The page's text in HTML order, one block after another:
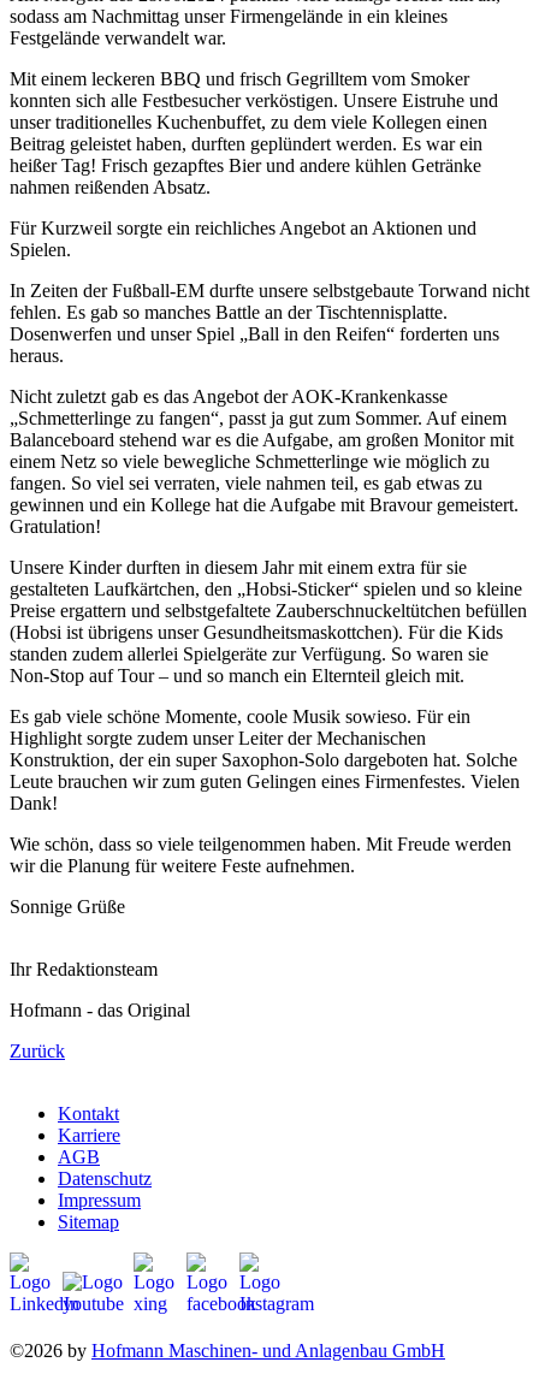
sodass am Nachmittag unser Firmengelände in ein kleines
Festgelände verwandelt war.
Mit einem leckeren BBQ und frisch Gegrilltem vom Smoker
konnten sich alle Festbesucher verköstigen. Unsere Eistruhe und
unser traditionelles Kuchenbuffet, zu dem viele Kollegen einen
Beitrag geleistet haben, durften geplündert werden. Es war ein
heißer Tag! Frisch gezapftes Bier und andere kühlen Getränke
nahmen reißenden Absatz.
Für Kurzweil sorgte ein reichliches Angebot an Aktionen und
Spielen.
In Zeiten der Fußball-EM durfte unsere selbstgebaute Torwand nicht
fehlen. Es gab so manches Battle an der Tischtennisplatte.
Dosenwerfen und unser Spiel „Ball in den Reifen“ forderten uns
heraus.
Nicht zuletzt gab es das Angebot der AOK-Krankenkasse
„Schmetterlinge zu fangen“, passt ja gut zum Sommer. Auf einem
Balanceboard stehend war es die Aufgabe, am großen Monitor mit
einem Netz so viele bewegliche Schmetterlinge wie möglich zu
fangen. So viel sei verraten, viele nahmen teil, es gab etwas zu
gewinnen und ein Kollege hat die Aufgabe mit Bravour gemeistert.
Gratulation!
Unsere Kinder durften in diesem Jahr mit einem extra für sie
gestalteten Laufkärtchen, den „Hobsi-Sticker“ spielen und so kleine
Preise ergattern und selbstgefaltete Zauberschnuckeltütchen befüllen
(Hobsi ist übrigens unser Gesundheitsmaskottchen). Für die Kids
standen zudem allerlei Spielgeräte zur Verfügung. So waren sie
Non-Stop auf Tour – und so manch ein Elternteil gleich mit.
Es gab viele schöne Momente, coole Musik sowieso. Für ein
Highlight sorgte zudem unser Leiter der Mechanischen
Konstruktion, der ein super Saxophon-Solo dargeboten hat. Solche
Leute brauchen wir zum guten Gelingen eines Firmenfestes. Vielen
Dank!
Wie schön, dass so viele teilgenommen haben. Mit Freude werden
wir die Planung für weitere Feste aufnehmen.
Sonnige Grüße
Ihr Redaktionsteam
Hofmann - das Original
Zurück
Kontakt
Karriere
AGB
Datenschutz
Impressum
Sitemap
©2026 by Hofmann Maschinen- und Anlagenbau GmbH